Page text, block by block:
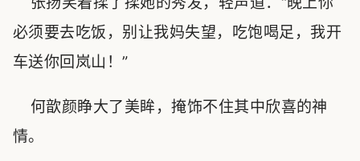
必须要去吃饭，别让我妈失望，吃饱喝足，我开
车送你回岚山！”
何歆颜睁大了美眸，掩饰不住其中欣喜的神
情。